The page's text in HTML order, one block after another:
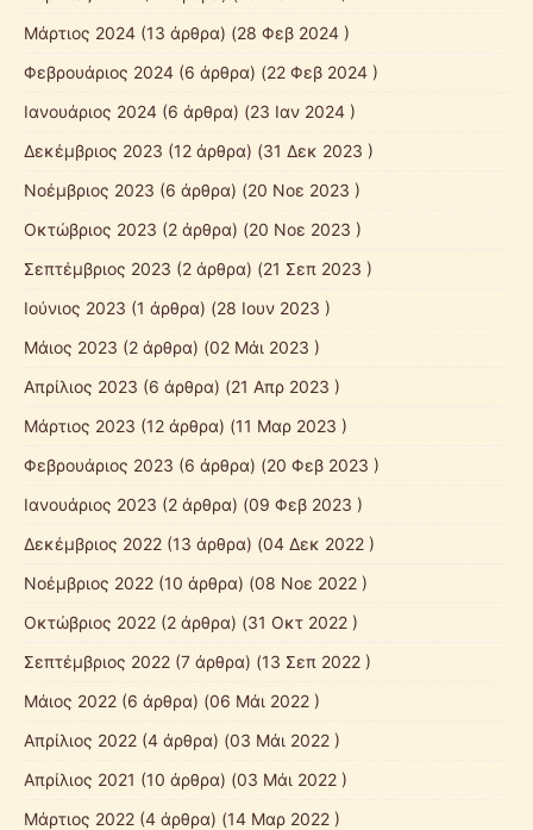
Μάρτιος 2024 (13 άρθρα) (28 Φεβ 2024 )
Φεβρουάριος 2024 (6 άρθρα) (22 Φεβ 2024 )
Ιανουάριος 2024 (6 άρθρα) (23 Ιαν 2024 )
Δεκέμβριος 2023 (12 άρθρα) (31 Δεκ 2023 )
Νοέμβριος 2023 (6 άρθρα) (20 Νοε 2023 )
Οκτώβριος 2023 (2 άρθρα) (20 Νοε 2023 )
Σεπτέμβριος 2023 (2 άρθρα) (21 Σεπ 2023 )
Ιούνιος 2023 (1 άρθρα) (28 Ιουν 2023 )
Μάιος 2023 (2 άρθρα) (02 Μάι 2023 )
Απρίλιος 2023 (6 άρθρα) (21 Απρ 2023 )
Μάρτιος 2023 (12 άρθρα) (11 Μαρ 2023 )
Φεβρουάριος 2023 (6 άρθρα) (20 Φεβ 2023 )
Ιανουάριος 2023 (2 άρθρα) (09 Φεβ 2023 )
Δεκέμβριος 2022 (13 άρθρα) (04 Δεκ 2022 )
Νοέμβριος 2022 (10 άρθρα) (08 Νοε 2022 )
Οκτώβριος 2022 (2 άρθρα) (31 Οκτ 2022 )
Σεπτέμβριος 2022 (7 άρθρα) (13 Σεπ 2022 )
Μάιος 2022 (6 άρθρα) (06 Μάι 2022 )
Απρίλιος 2022 (4 άρθρα) (03 Μάι 2022 )
Απρίλιος 2021 (10 άρθρα) (03 Μάι 2022 )
Μάρτιος 2022 (4 άρθρα) (14 Μαρ 2022 )